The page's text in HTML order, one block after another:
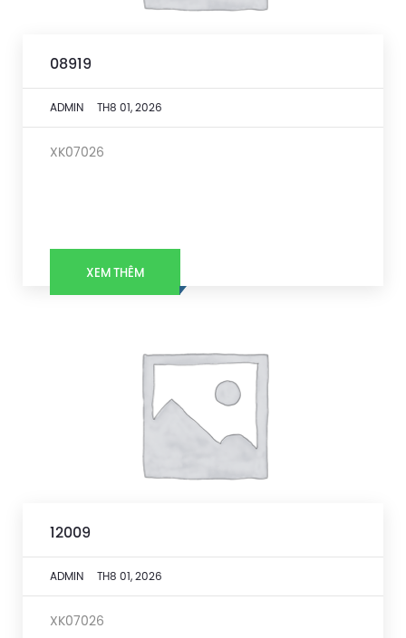
08919
ADMIN TH8 01, 2026
XK07026
XEM THÊM
12009
ADMIN TH8 01, 2026
XK07026